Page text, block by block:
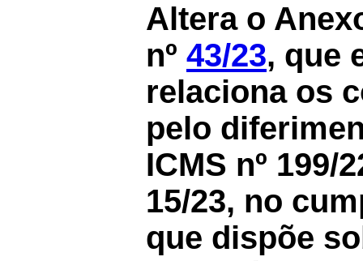
Altera o
nº 43/23, que
relaciona os
pelo
ICMS nº 199/
15/23, no
que dispõe